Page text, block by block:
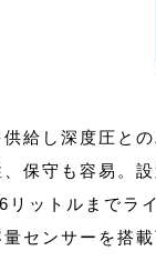
給し深度圧と
保守も容易。
リットルまでラ
量センサーを搭